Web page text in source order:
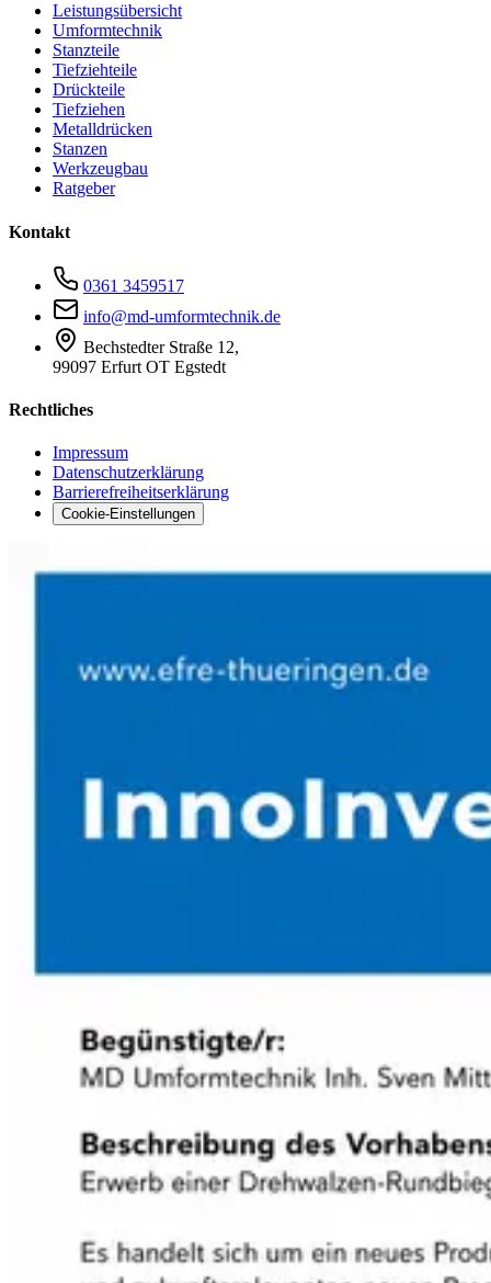
Leistungsübersicht
Umformtechnik
Stanzteile
Tiefziehteile
Drückteile
Tiefziehen
Metalldrücken
Stanzen
Werkzeugbau
Ratgeber
Kontakt
0361 3459517
info@md-umformtechnik.de
Bechstedter Straße 12,
99097 Erfurt OT Egstedt
Rechtliches
Impressum
Datenschutzerklärung
Barrierefreiheitserklärung
Cookie-Einstellungen